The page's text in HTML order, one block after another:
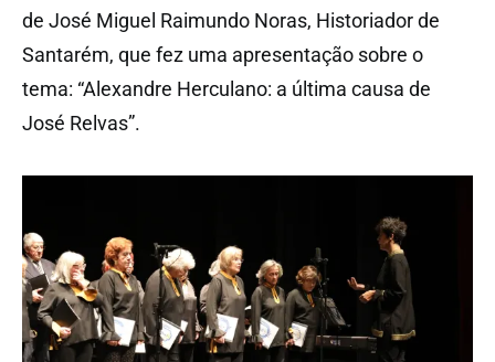
de José Miguel Raimundo Noras, Historiador de
Santarém, que fez uma apresentação sobre o
tema: “Alexandre Herculano: a última causa de
José Relvas”.